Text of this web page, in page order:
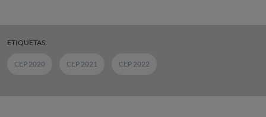
ETIQUETAS:
CEP 2020 CEP 2021 CEP 2022